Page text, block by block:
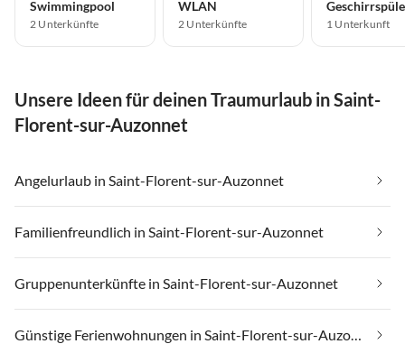
Swimmingpool
2 Unterkünfte
WLAN
2 Unterkünfte 1 Unterkunft
Unsere Ideen für deinen Traumurlaub in Saint-
Florent-sur-Auzonnet
Angelurlaub in Saint-Florent-sur-Auzonnet
Familienfreundlich in Saint-Florent-sur-Auzonnet
Gruppenunterkünfte in Saint-Florent-sur-Auzonnet
Günstige Ferienwohnungen in Saint-Florent-sur-Auzonnet